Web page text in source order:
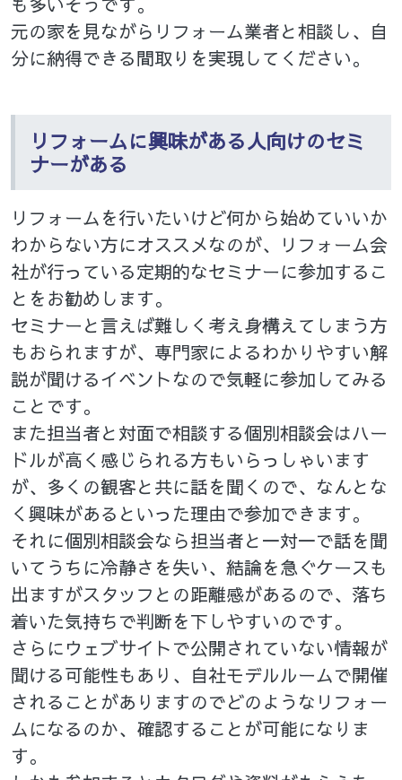
元の家を見ながらリフォーム業者と相談し、自
分に納得できる間取りを実現してください。
リフォームに興味がある人向けのセミ
ナーがある
リフォームを行いたいけど何から始めていいか
わからない方にオススメなのが、リフォーム会
社が行っている定期的なセミナーに参加するこ
とをお勧めします。
セミナーと言えば難しく考え身構えてしまう方
もおられますが、専門家によるわかりやすい解
説が聞けるイベントなので気軽に参加してみる
ことです。
また担当者と対面で相談する個別相談会はハー
ドルが高く感じられる方もいらっしゃいます
が、多くの観客と共に話を聞くので、なんとな
く興味があるといった理由で参加できます。
それに個別相談会なら担当者と一対一で話を聞
いてうちに冷静さを失い、結論を急ぐケースも
出ますがスタッフとの距離感があるので、落ち
着いた気持ちで判断を下しやすいのです。
さらにウェブサイトで公開されていない情報が
聞ける可能性もあり、自社モデルルームで開催
されることがありますのでどのようなリフォー
ムになるのか、確認することが可能になりま
す。